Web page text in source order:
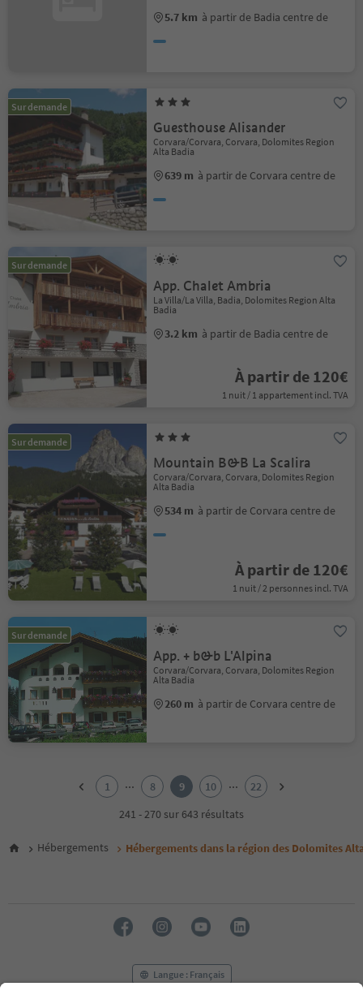
5.7 km à partir de Badia centre de
Sur demande
Guesthouse Alisander
Corvara/Corvara, Corvara, Dolomites Region
Alta Badia
639 m à partir de Corvara centre de
Sur demande
App. Chalet Ambria
La Villa/La Villa, Badia, Dolomites Region Alta
Badia
3.2 km à partir de Badia centre de
À partir de 120€
1 nuit / 1 appartement incl. TVA
Sur demande
Mountain B&B La Scalira
Corvara/Corvara, Corvara, Dolomites Region
Alta Badia
534 m à partir de Corvara centre de
À partir de 120€
1 nuit / 2 personnes incl. TVA
Sur demande
App. + b&b L'Alpina
Corvara/Corvara, Corvara, Dolomites Region
Alta Badia
260 m à partir de Corvara centre de
6
1 ... 8 9 10 ...
22
241 - 270 sur 643 résultats
Hébergements Hébergements dans la région des Dolomites
Langue : Français